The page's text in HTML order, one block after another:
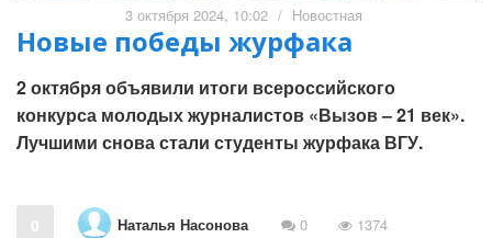
3 октября 2024, 10:02 / Новостная
Новые победы журфака
2 октября объявили итоги всероссийского
конкурса молодых журналистов «Вызов – 21 век».
Лучшими снова стали студенты журфака ВГУ.
0 Наталья Насонова 0 1374